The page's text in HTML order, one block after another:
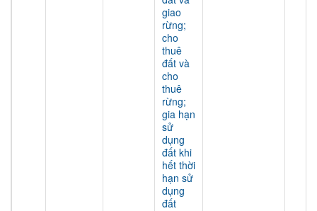
giao
rừng;
cho
thuê
đất và
cho
thuê
rừng;
gia hạn
sử
dụng
đất khi
hết thời
hạn sử
dụng
đất